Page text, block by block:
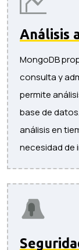
Análisis
MongoDB
consulta y
permite
base de
análisis en
necesidad de